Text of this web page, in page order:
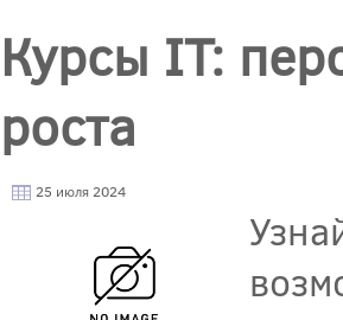
Курсы IT:
роста
25 июля 2024